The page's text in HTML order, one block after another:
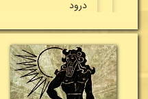
درود
صورت مستقیم، دانلود
موفق باشید